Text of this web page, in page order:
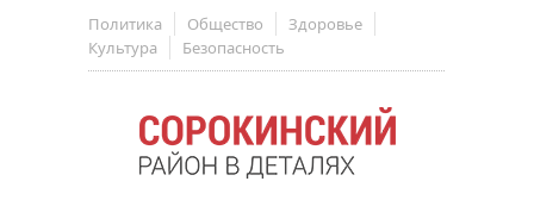
Политика Общество
Здоровье
Культура
Безопасность